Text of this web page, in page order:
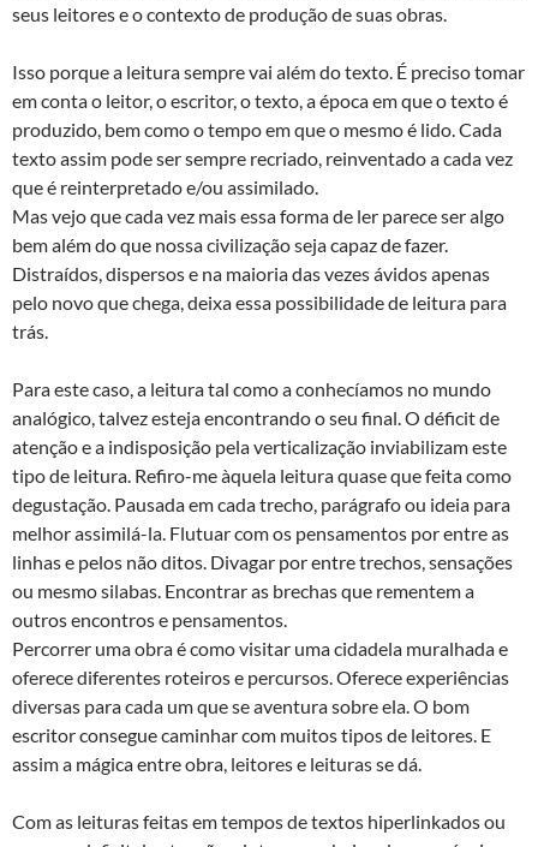
seus leitores e o contexto de produção de suas obras.
Isso porque a leitura sempre vai além do texto. É preciso tomar
em conta o leitor, o escritor, o texto, a época em que o texto é
produzido, bem como o tempo em que o mesmo é lido. Cada
texto assim pode ser sempre recriado, reinventado a cada vez
que é reinterpretado e/ou assimilado.
Mas vejo que cada vez mais essa forma de ler parece ser algo
bem além do que nossa civilização seja capaz de fazer.
Distraídos, dispersos e na maioria das vezes ávidos apenas
pelo novo que chega, deixa essa possibilidade de leitura para
trás.
Para este caso, a leitura tal como a conhecíamos no mundo
analógico, talvez esteja encontrando o seu final. O déficit de
atenção e a indisposição pela verticalização inviabilizam este
tipo de leitura. Refiro-me àquela leitura quase que feita como
degustação. Pausada em cada trecho, parágrafo ou ideia para
melhor assimilá-la. Flutuar com os pensamentos por entre as
linhas e pelos não ditos. Divagar por entre trechos, sensações
ou mesmo silabas. Encontrar as brechas que rementem a
outros encontros e pensamentos.
Percorrer uma obra é como visitar uma cidadela muralhada e
oferece diferentes roteiros e percursos. Oferece experiências
diversas para cada um que se aventura sobre ela. O bom
escritor consegue caminhar com muitos tipos de leitores. E
assim a mágica entre obra, leitores e leituras se dá.
Com as leituras feitas em tempos de textos hiperlinkados ou